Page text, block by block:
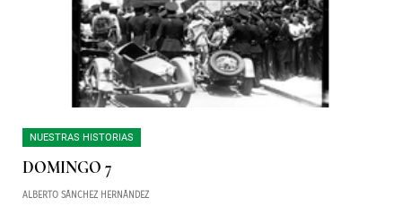
NUESTRAS HISTORIAS
DOMINGO 7
ALBERTO SÁNCHEZ HERNÁNDEZ